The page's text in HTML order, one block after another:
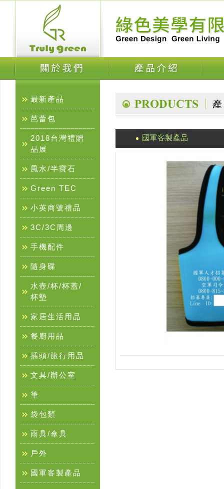
最新產品
芭蕾包
2018台灣禮贈
品展
風水/半寶石
Green TEC
小英商號禮品
3C/3C周邊
手機配件
隨身碟
水壺/杯/杯蓋/
杯墊
家居生活用品
餐廚用品
插頭/旅行用品
文具/辦公室
筆
袋包類
雨具/傘具
戶外
國軍客製產品
國軍客製產品